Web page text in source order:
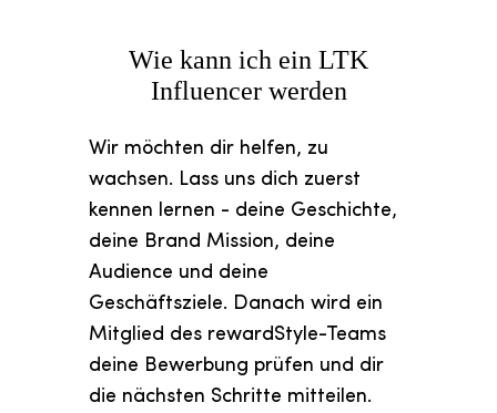
Wie kann ich ein LTK
Influencer werden
Wir möchten dir helfen, zu
wachsen. Lass uns dich zuerst
kennen lernen - deine Geschichte,
deine Brand Mission, deine
Audience und deine
Geschäftsziele. Danach wird ein
Mitglied des rewardStyle-Teams
deine Bewerbung prüfen und dir
die nächsten Schritte mitteilen.